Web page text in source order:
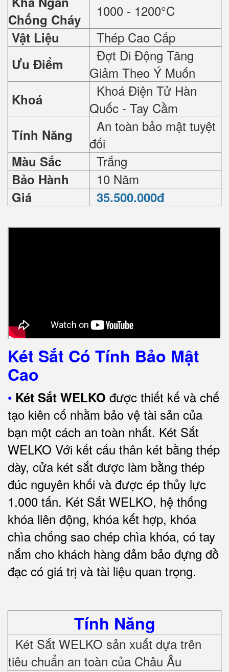
Chống Cháy
1000 - 1200°C
Vật Liệu Thép Cao Cấp
Ưu Điểm
Đợt Di Động Tăng
Giảm Theo Ý Muốn
Khoá
Khoá Điện Tử Hàn
Quốc - Tay Cầm
Tính Năng
An toàn bảo mật tuyệt
đối
Màu Sắc Trắng
Bảo Hành 10 Năm
Giá 35.500.000đ
Két Sắt Có Tính Bảo Mật
Cao
• Két Sắt WELKO được thiết kế và chế
tạo kiên cố nhằm bảo vệ tài sản của
bạn một cách an toàn nhất. Két Sắt
WELKO Với kết cấu thân két bằng thép
dày, cửa két sắt được làm bằng thép
đúc nguyên khối và được ép thủy lực
1.000 tấn. Két Sắt WELKO, hệ thống
khóa liên động, khóa kết hợp, khóa
chìa chống sao chép chìa khóa, có tay
nắm cho khách hàng đảm bảo đựng đồ
đạc có giá trị và tài liệu quan trọng.
Tính Năng
Két Sắt WELKO sản xuất dựa trên
tiêu chuẩn an toàn của Châu Âu